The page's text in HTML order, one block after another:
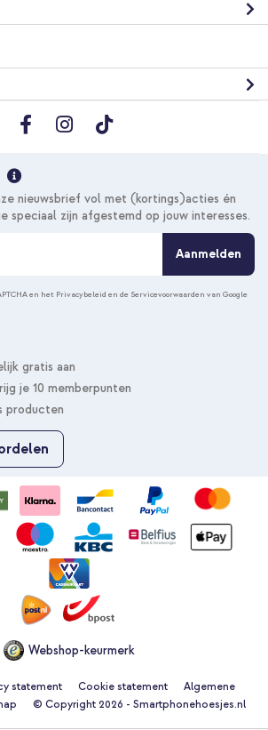
nieuwsbrief vol met (kortings)acties én
speciaal zijn afgestemd op jouw interesses.
Aanmelden
en het Privacybeleid en de Servicevoorwaarden van Google
gratis aan
je 10 memberpunten
producten
Webshop-keurmerk
statement Cookie statement
Algemene
© Copyright 2026 - Smartphonehoesjes.nl